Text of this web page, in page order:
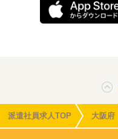
派遣社員求人TOP 大阪府